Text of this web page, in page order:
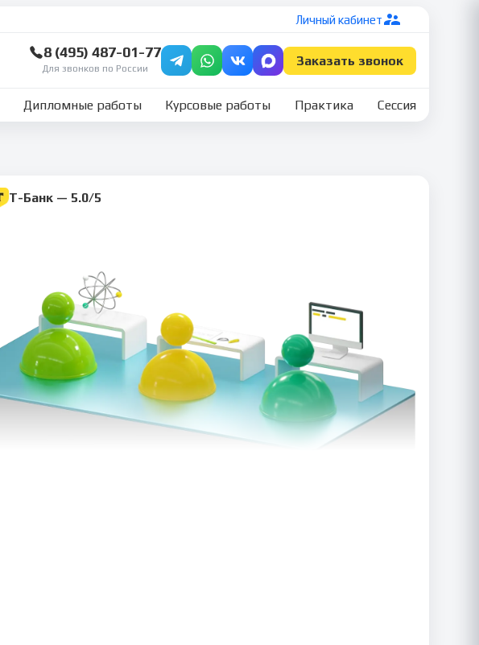
Личный кабинет
8 (495) 487-01-77
Для звонков по России
Заказать звонок
Дипломные работы Курсовые работы Практика Сессия
Т-Банк — 5.0/5